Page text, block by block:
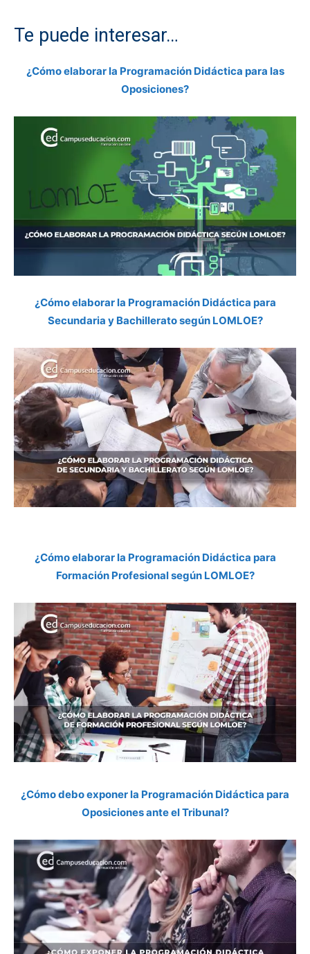
Te puede interesar…
¿Cómo elaborar la Programación Didáctica para las
Oposiciones?
¿Cómo elaborar la Programación Didáctica para
Secundaria y Bachillerato según LOMLOE?
¿Cómo elaborar la Programación Didáctica para
Formación Profesional según LOMLOE?
¿Cómo debo exponer la Programación Didáctica para
Oposiciones ante el Tribunal?